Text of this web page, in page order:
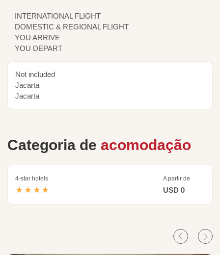
INTERNATIONAL FLIGHT
DOMESTIC & REGIONAL FLIGHT
YOU ARRIVE
YOU DEPART
Not included
Jacarta
Jacarta
Categoria de acomodação
4-star hotels
★★★★
A partir de
USD 0